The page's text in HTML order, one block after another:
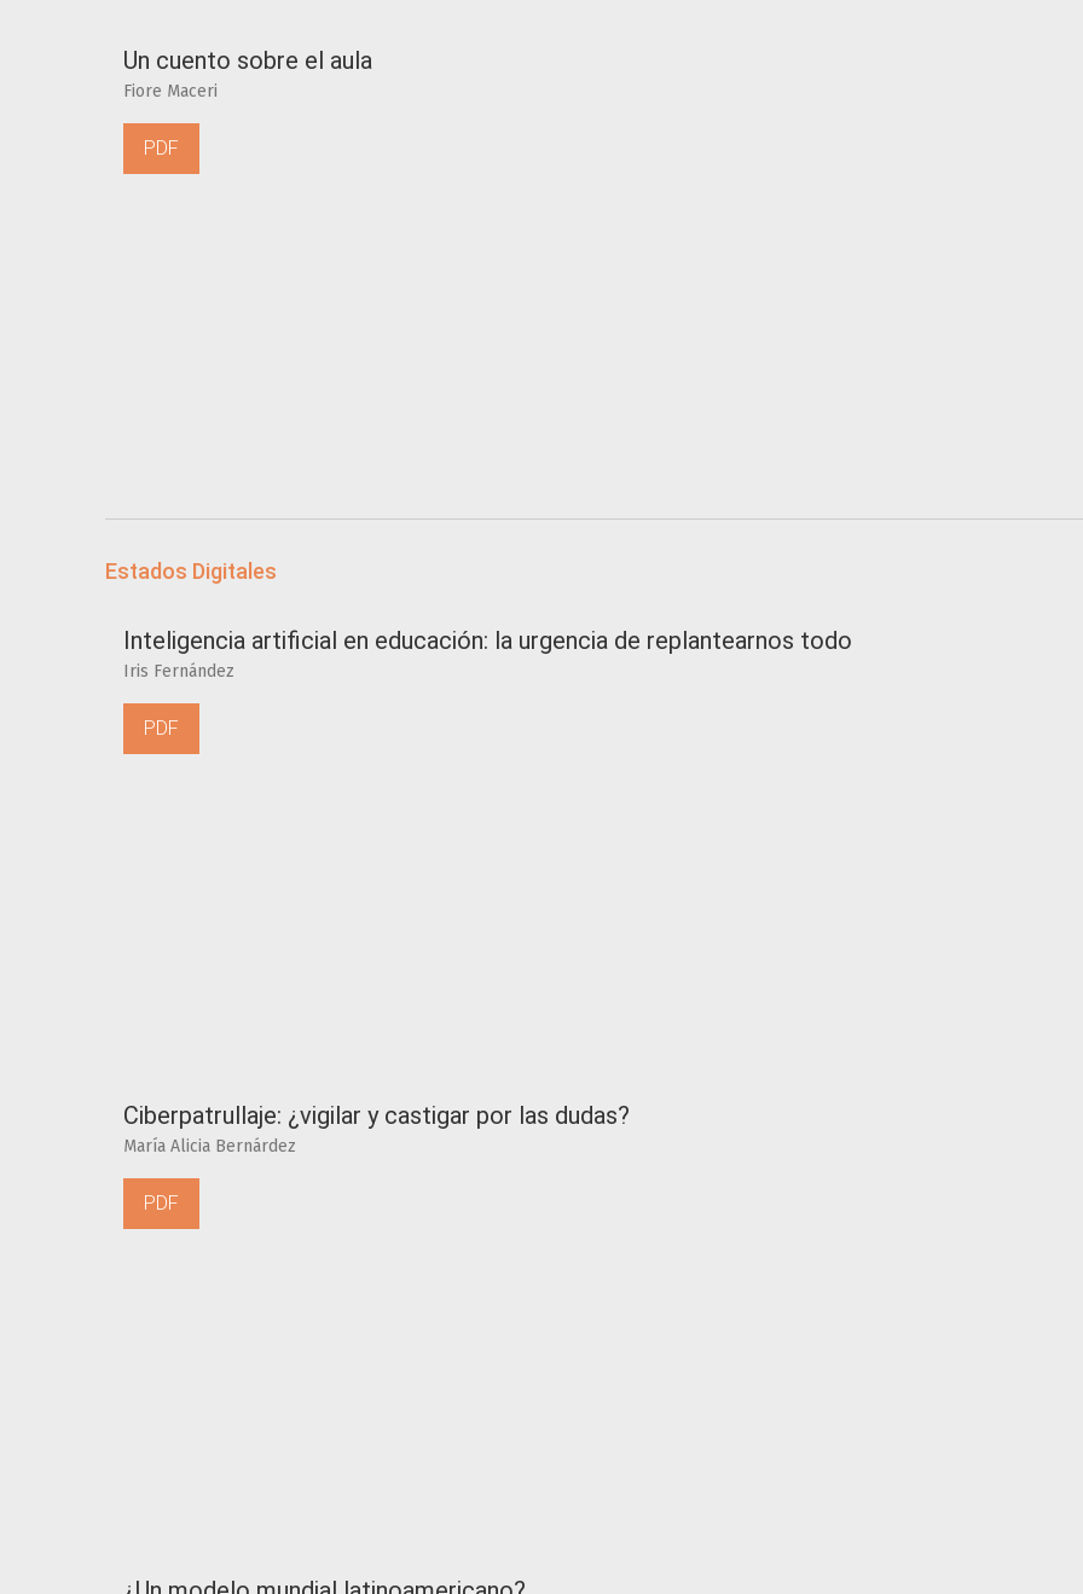
Un cuento sobre el aula
Fiore Maceri
PDF
Estados Digitales
Inteligencia artificial en educación: la urgencia de replantearnos todo
Iris Fernández
PDF
Ciberpatrullaje: ¿vigilar y castigar por las dudas?
María Alicia Bernárdez
PDF